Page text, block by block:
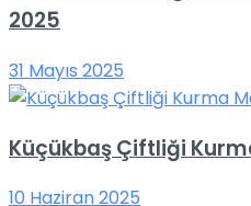
2025
31 Mayıs 2025
Küçükbaş Çiftliği
10 Haziran 2025